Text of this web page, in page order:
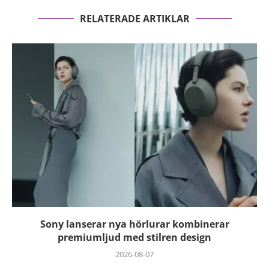
RELATERADE ARTIKLAR
Sony lanserar nya hörlurar kombinerar
premiumljud med stilren design
2026-08-07